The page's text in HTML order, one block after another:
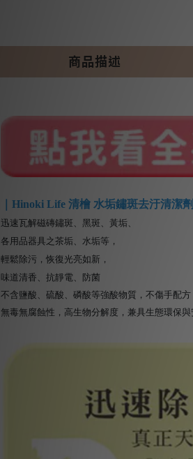
商品描述
｜Hinoki Life 清檜 水垢鏽斑去汙清潔
迅速瓦解磁磚鏽斑、黑斑、黃垢、
各用品器具之茶垢、水垢等，
輕鬆除污，恢復光亮如新，
味道清香、抗靜電、防菌
不含鹽酸、硫酸、磷酸等強酸物質，不傷手配方
無毒無腐蝕性，高生物分解度，兼具生態環保